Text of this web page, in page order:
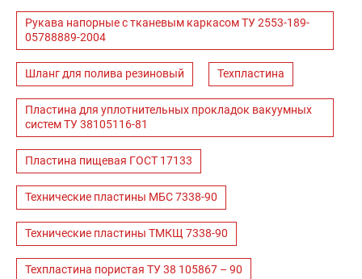
Рукава напорные с тканевым каркасом ТУ 2553-189-
05788889-2004
Шланг для полива резиновый Техпластина
Пластина для уплотнительных прокладок вакуумных
систем ТУ 38105116-81
Пластина пищевая ГОСТ 17133
Технические пластины МБС 7338-90
Технические пластины ТМКЩ 7338-90
Техпластина пористая ТУ 38 105867 – 90